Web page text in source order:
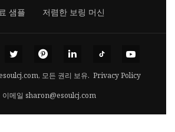
샘플
저렴한 보링 머신
모든 권리 보유. Privacy Policy
이메일 sharon@esoulcj.com